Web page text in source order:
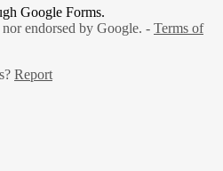
Google Forms.
endorsed by Google. - Terms of
Report